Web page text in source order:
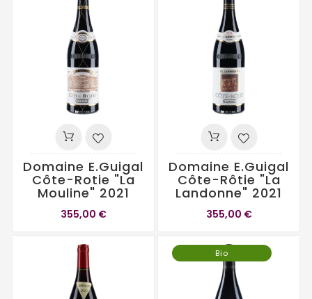
Domaine E.Guigal
Côte-Rotie "La
Mouline" 2021
355,00 €
Domaine E.Guigal
Côte-Rôtie "La
Landonne" 2021
355,00 €
Bio